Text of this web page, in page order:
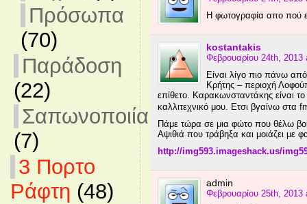
Πρόσωπα
(70)
Παράδοση
(22)
Σαπωνοποιία
(7)
3 Πορτο
Ράφτη (48)
Η φωτογραφία απο πού
kostantakis
Φεβρουαρίου 24th, 2013
Είναι λίγο πιο πάνω
Κρήτης – περιοχή
επίθετο. Καρακωνσταντάκης είναι
καλλιτεχνικό μου. Ετσι βγαίνω
Πάμε τώρα σε μια φώτο που θέλω
Αψιθιά που τράβηξα και μοιάζει με
http://img593.imageshack.us/
admin
Φεβρουαρίου 25th, 2013